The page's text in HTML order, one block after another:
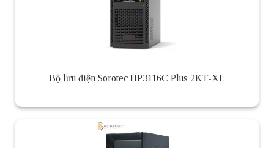
Bộ lưu điện Sorotec HP3116C Plus 2KT-XL